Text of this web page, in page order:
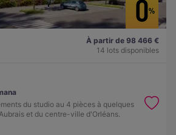
À partir de 98 466 €
14 lots disponibles
du studio au 4 pièces à quelques
et du centre-ville d'Orléans.